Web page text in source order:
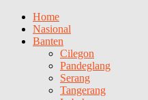
Home
Nasional
Banten
Cilegon
Pandeglang
Serang
Tangerang